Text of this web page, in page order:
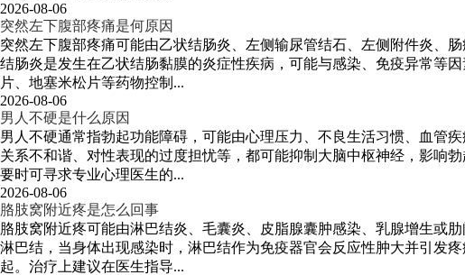
2026-08-06
突然左下腹部疼痛是何原因
突然左下腹部疼痛可能由乙状结肠炎、左侧输尿管结石、左侧附件炎、
结肠炎是发生在乙状结肠黏膜的炎症性疾病，可能与感染、免疫异常等
片、地塞米松片等药物控制...
2026-08-06
男人不硬是什么原因
男人不硬通常指勃起功能障碍，可能由心理压力、不良生活习惯、血管
关系不和谐、对性表现的过度担忧等，都可能抑制大脑中枢神经，影响
要时可寻求专业心理医生的...
2026-08-06
胳肢窝附近疼是怎么回事
胳肢窝附近疼可能由淋巴结炎、毛囊炎、皮脂腺囊肿感染、乳腺增生或
淋巴结，当身体出现感染时，淋巴结作为免疫器官会反应性肿大并引发
起。治疗上建议在医生指导...